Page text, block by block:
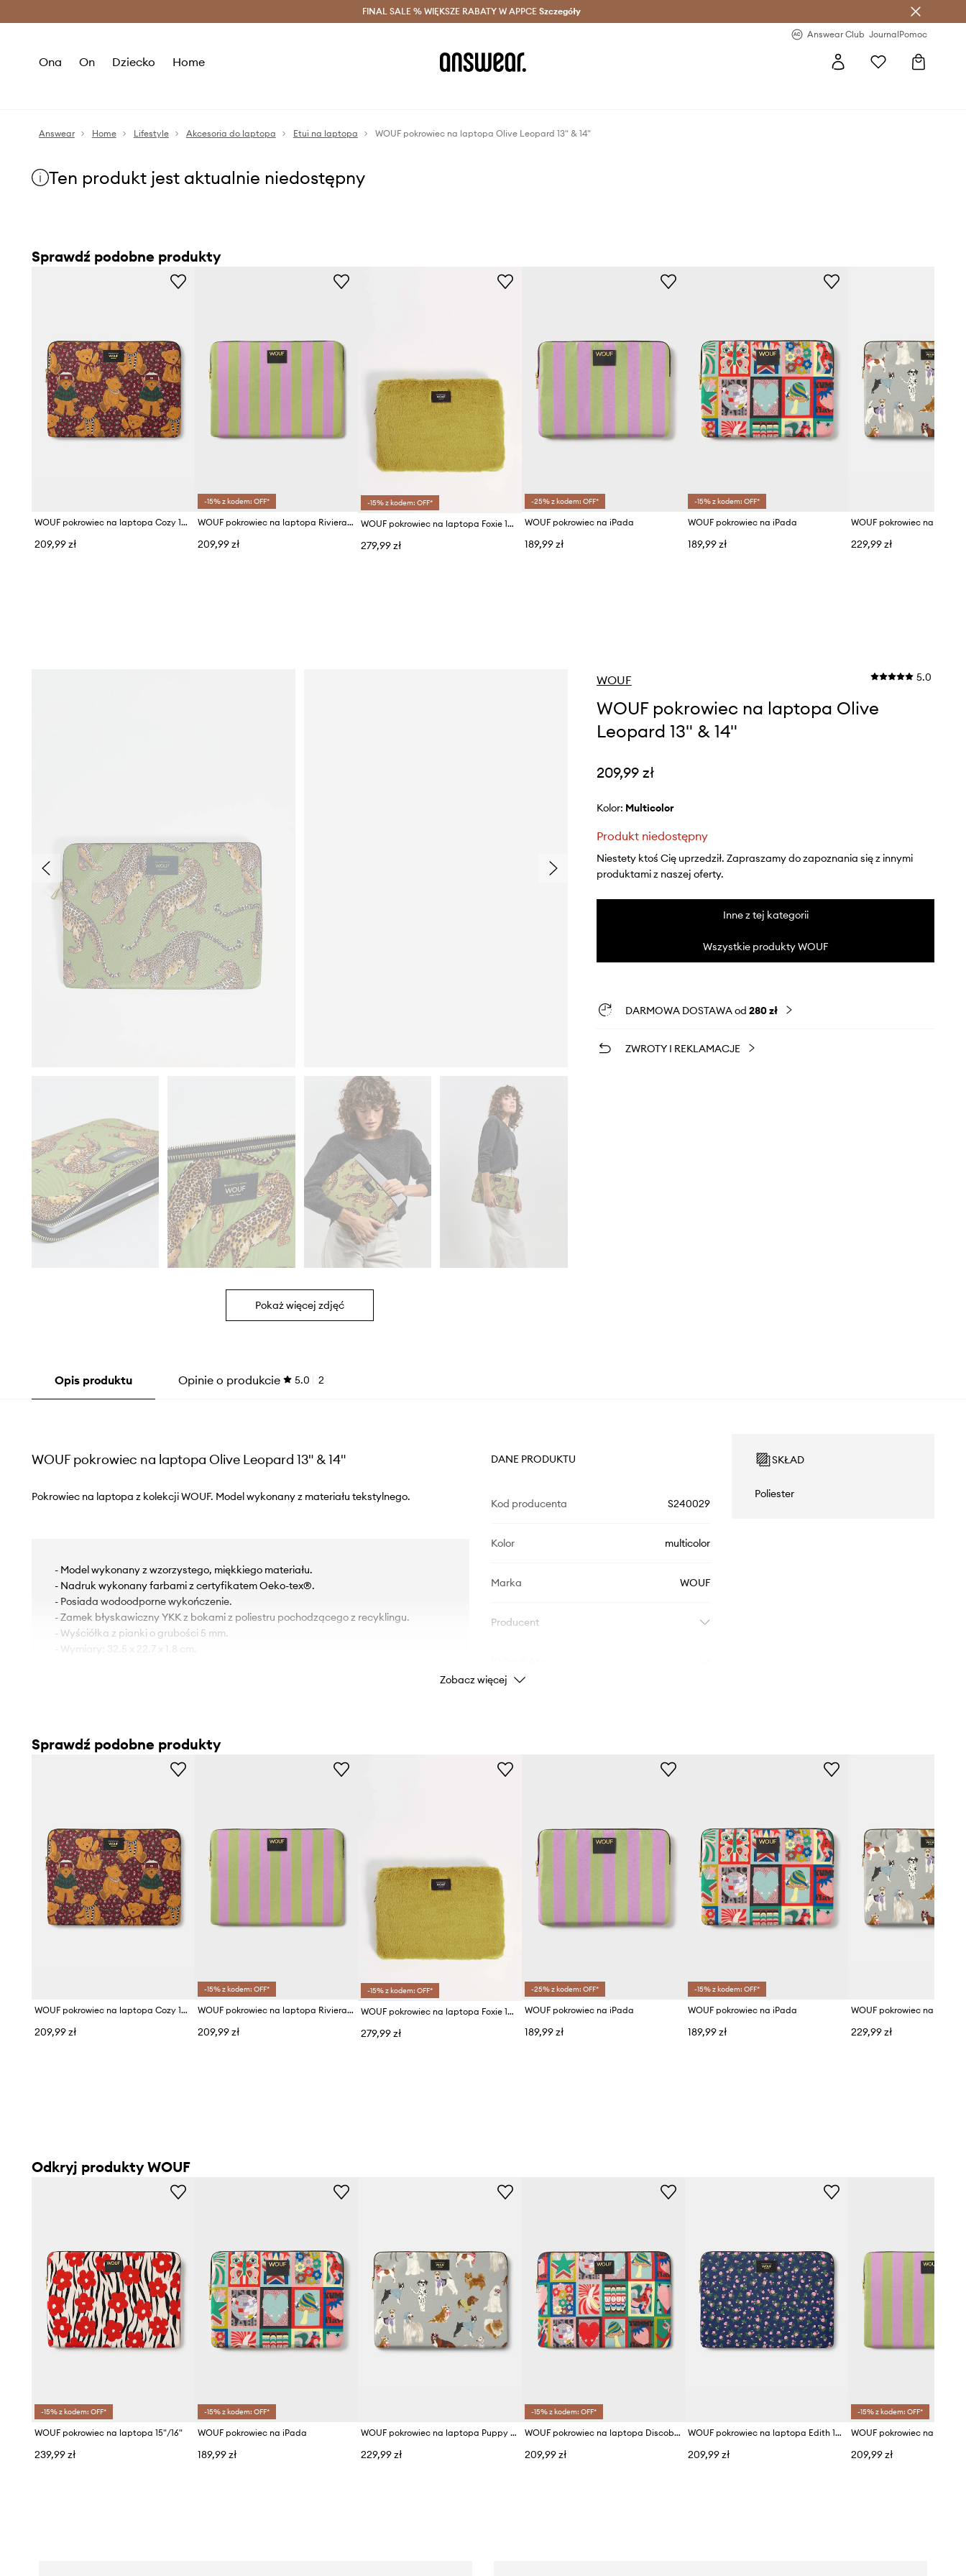
Oszczędzaj z Answear Club > Dostawa nawet w 24h >
FINAL SALE % WIĘKSZE RABATY W APPCE Szczegóły
Answear Club JournalPomoc
Ona On Dziecko Home
Answear Home Lifestyle Akcesoria do laptopa Etui na laptopa WOUF pokrowiec na laptopa Olive Leopard 13" & 14"
Ten produkt jest aktualnie niedostępny
Sprawdź podobne produkty
WOUF pokrowiec na laptopa Cozy 13"/14"
209,99 zł
-15% z kodem: OFF*
WOUF pokrowiec na laptopa Riviera 13"/14"
209,99 zł
-15% z kodem: OFF*
WOUF pokrowiec na laptopa Foxie 13"&14"
279,99 zł
-25% z kodem: OFF*
WOUF pokrowiec na iPada
189,99 zł
-15% z kodem: OFF*
WOUF pokrowiec na iPada
189,99 zł 229,99 zł
Pokaż więcej zdjęć
WOUF 5.0
WOUF pokrowiec na laptopa Olive
Leopard 13" & 14"
209,99 zł
Kolor: multicolor
Produkt niedostępny
Niestety ktoś Cię uprzedził. Zapraszamy do zapoznania się z innymi
produktami z naszej oferty.
Inne z tej kategorii
Wszystkie produkty WOUF
DARMOWA DOSTAWA od 280 zł
ZWROTY I REKLAMACJE
Opis produktu Opinie o produkcie 5.0 2
WOUF pokrowiec na laptopa Olive Leopard 13" & 14"
Pokrowiec na laptopa z kolekcji WOUF. Model wykonany z materiału tekstylnego.
- Model wykonany z wzorzystego, miękkiego materiału.
- Nadruk wykonany farbami z certyfikatem Oeko-tex®.
- Posiada wodoodporne wykończenie.
- Zamek błyskawiczny YKK z bokami z poliestru pochodzącego z recyklingu.
- Wyściółka z pianki o grubości 5 mm.
- Wymiary: 32.5 x 22.7 x 1.8 cm.
DANE PRODUKTU
Kod producenta S240029
Kolor multicolor
Marka WOUF
Producent
SKŁAD
Poliester
Zobacz więcej
Sprawdź podobne produkty
WOUF pokrowiec na laptopa Cozy 13"/14"
209,99 zł
-15% z kodem: OFF*
WOUF pokrowiec na laptopa Riviera 13"/14"
209,99 zł
-15% z kodem: OFF*
WOUF pokrowiec na laptopa Foxie 13"&14"
279,99 zł
-25% z kodem: OFF*
WOUF pokrowiec na iPada
189,99 zł
-15% z kodem: OFF*
WOUF pokrowiec na iPada
189,99 zł 229,99 zł
Odkryj produkty WOUF
-15% z kodem: OFF*
WOUF pokrowiec na laptopa 15"/16"
239,99 zł
-15% z kodem: OFF*
WOUF pokrowiec na iPada
189,99 zł
WOUF pokrowiec na laptopa Puppy 15"/16"
229,99 zł
-15% z kodem: OFF*
WOUF pokrowiec na laptopa Discobabe 13"/14"
209,99 zł
WOUF pokrowiec na laptopa Edith 13"/14"
209,99 zł
-15% z kodem: OFF*
209,99 zł